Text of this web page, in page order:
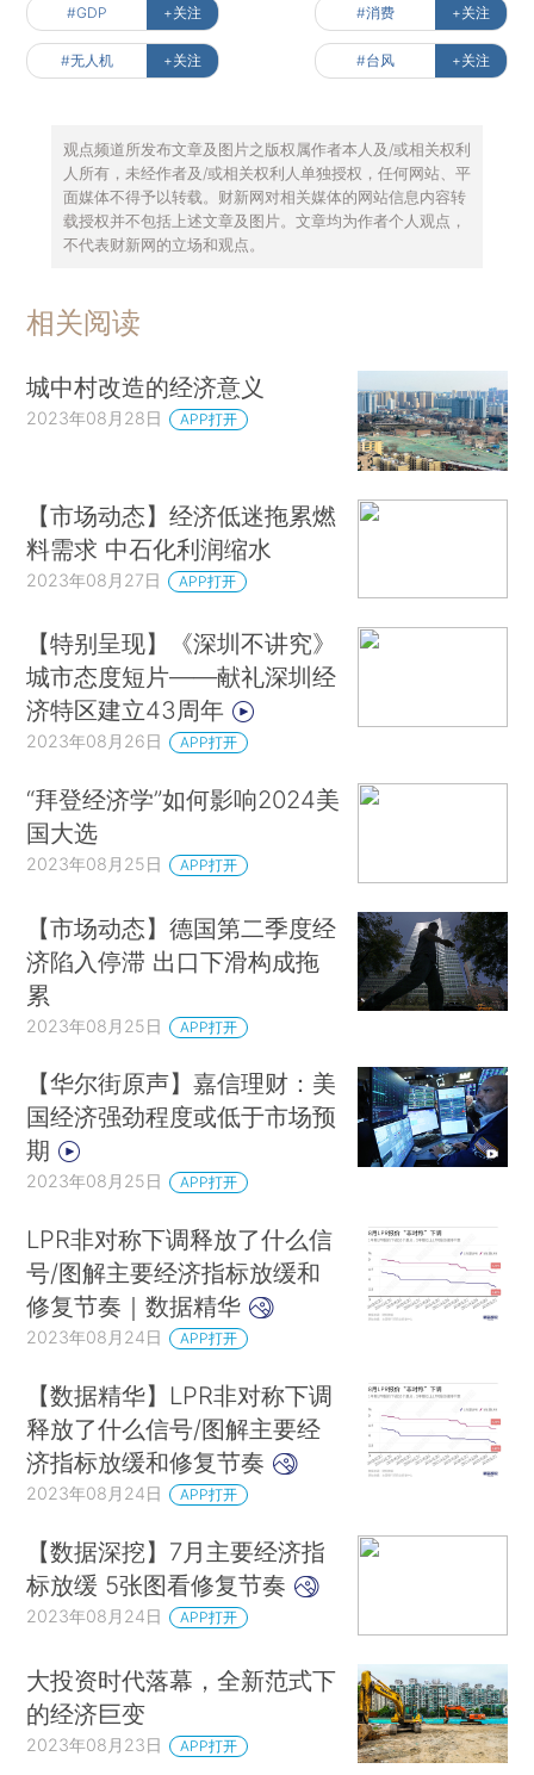
#GDP +关注 #消费 +关注
#无人机 +关注 #台风 +关注
观点频道所发布文章及图片之版权属作者本人及/或相关权利
人所有，未经作者及/或相关权利人单独授权，任何网站、平
面媒体不得予以转载。财新网对相关媒体的网站信息内容转
载授权并不包括上述文章及图片。文章均为作者个人观点，
不代表财新网的立场和观点。
相关阅读
城中村改造的经济意义
2023年08月28日 APP打开
【市场动态】经济低迷拖累燃
料需求 中石化利润缩水
2023年08月27日 APP打开
【特别呈现】《深圳不讲究》
城市态度短片——献礼深圳经
济特区建立43周年
2023年08月26日 APP打开
“拜登经济学”如何影响2024美
国大选
2023年08月25日 APP打开
【市场动态】德国第二季度经
济陷入停滞 出口下滑构成拖
累
2023年08月25日 APP打开
【华尔街原声】嘉信理财：美
国经济强劲程度或低于市场预
期
2023年08月25日 APP打开
LPR非对称下调释放了什么信
号/图解主要经济指标放缓和
修复节奏｜数据精华
2023年08月24日 APP打开
【数据精华】LPR非对称下调
释放了什么信号/图解主要经
济指标放缓和修复节奏
2023年08月24日 APP打开
【数据深挖】7月主要经济指
标放缓 5张图看修复节奏
2023年08月24日 APP打开
大投资时代落幕，全新范式下
的经济巨变
2023年08月23日 APP打开